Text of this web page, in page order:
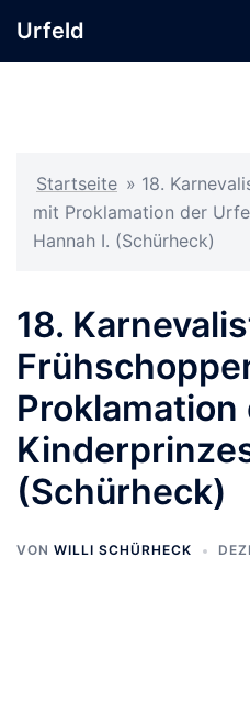
InhaltUrfeld
Startseite » 18.
mit Proklamation der
Hannah I. (Schürheck)
18.
(Schürheck)
VON WILLI SCHÜRHECK